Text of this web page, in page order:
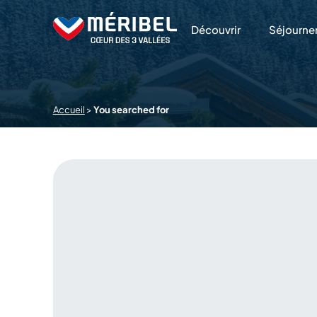
Skip
content
Découvrir
Accueil >You searched for